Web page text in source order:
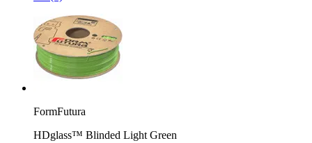
FormFutura
HDglass™ Blinded Light Green